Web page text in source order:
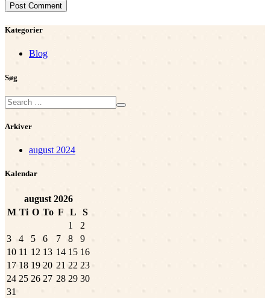
Kategorier
Blog
Søg
Arkiver
august 2024
Kalendar
august2026
M Ti O To F L
S
1
2
3
4 5 6 7 8
9
10 11 12 13 14 15 16
17 18 19 20 21 22 23
24 25 26 27 28 29 30
31